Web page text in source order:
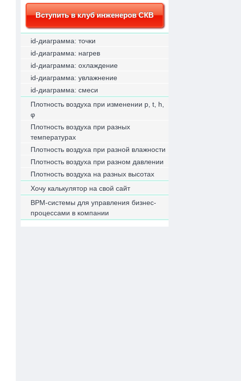
Вступить в клуб инженеров СКВ
id-диаграмма: точки
id-диаграмма: нагрев
id-диаграмма: охлаждение
id-диаграмма: увлажнение
id-диаграмма: смеси
Плотность воздуха при изменении p, t, h,
φ
Плотность воздуха при разных
температурах
Плотность воздуха при разной влажности
Плотность воздуха при разном давлении
Плотность воздуха на разных высотах
Хочу калькулятор на свой сайт
BPM-системы для управления бизнес-
процессами в компании